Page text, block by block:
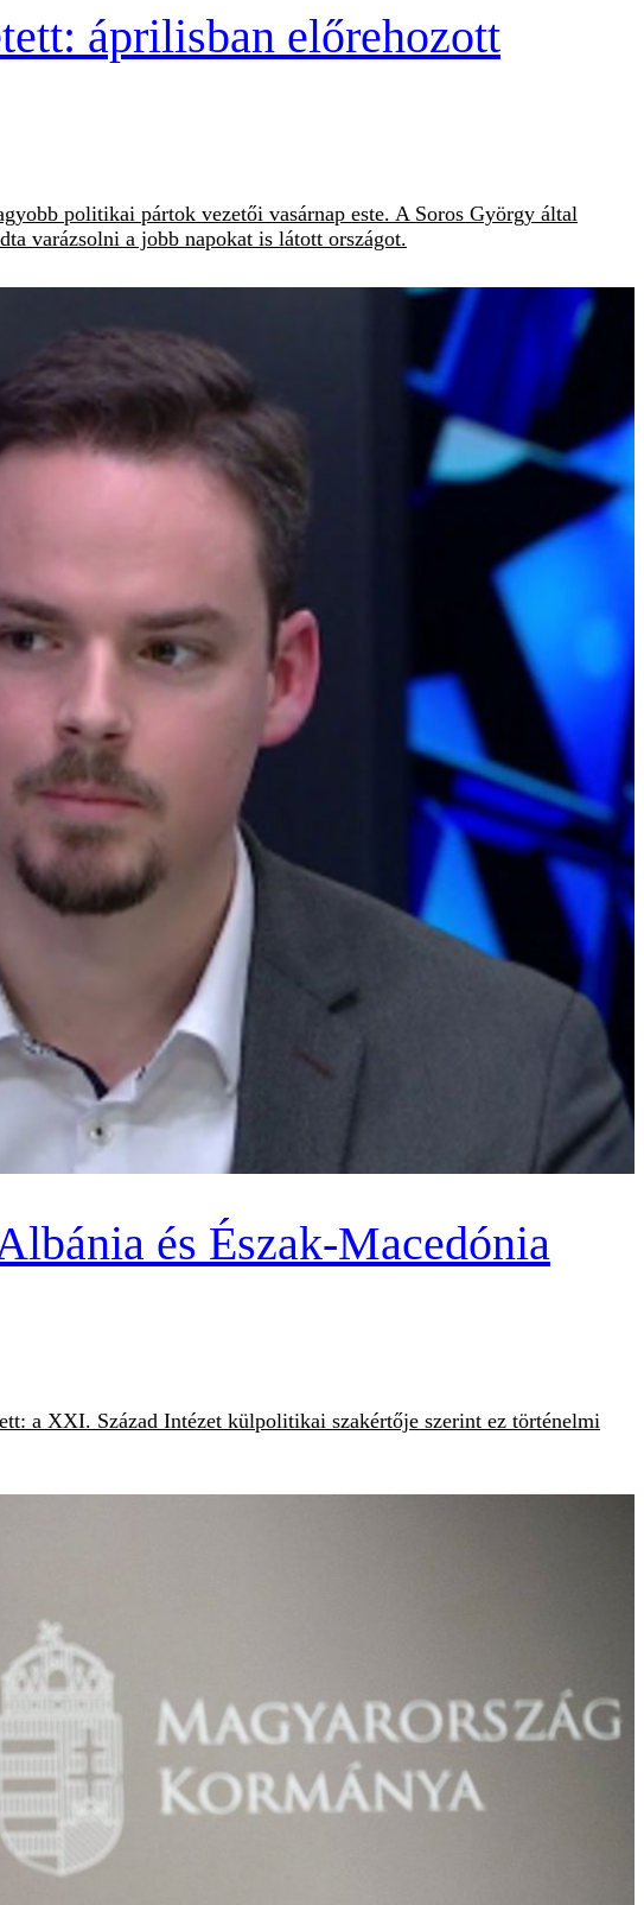
áprilisban előrehozott
politikai pártok vezetői vasárnap este. A Soros György által
varázsolni a jobb napokat is látott országot.
és Észak-Macedónia
a XXI. Század Intézet külpolitikai szakértője szerint ez történelmi